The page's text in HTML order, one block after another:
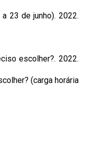
23 de junho). 2022.
escolher?. 2022.
(carga horária